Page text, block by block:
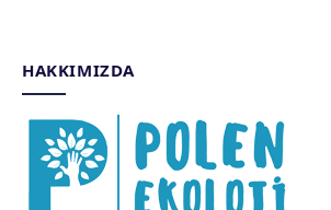
HAKKIMIZDA